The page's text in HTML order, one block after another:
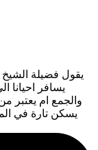
يقول فضيلة
يسافر احيانا
والجمع ام يعتبر
يسكن تارة في